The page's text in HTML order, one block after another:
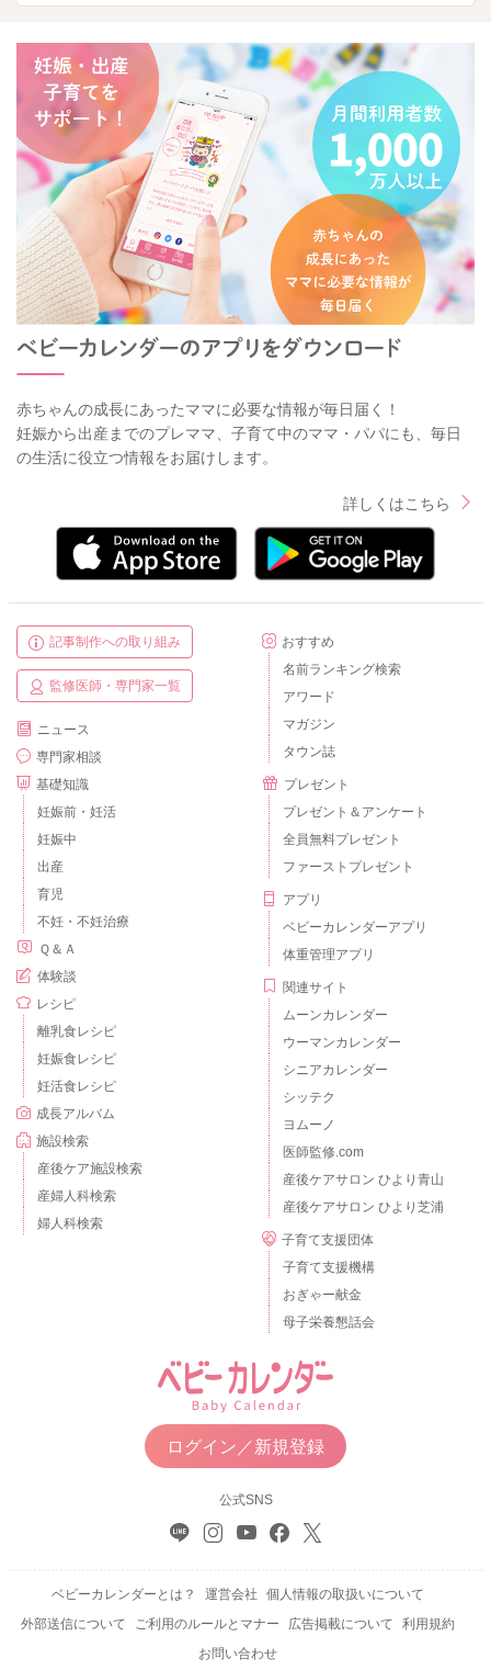
赤ちゃんの成長にあったママに必要な情報が毎日届く！
妊娠から出産までのプレママ、子育て中のママ・パパにも、毎日
の生活に役立つ情報をお届けします。
詳しくはこちら
記事制作への取り組み
監修医師・専門家一覧
ニュース
専門家相談
基礎知識
妊娠前・妊活
妊娠中
出産
育児
不妊・不妊治療
Ｑ＆Ａ
体験談
レシピ
離乳食レシピ
妊娠食レシピ
妊活食レシピ
成長アルバム
施設検索
産後ケア施設検索
産婦人科検索
婦人科検索
おすすめ
名前ランキング検索
アワード
マガジン
タウン誌
プレゼント
プレゼント＆アンケート
全員無料プレゼント
ファーストプレゼント
アプリ
ベビーカレンダーアプリ
体重管理アプリ
関連サイト
ムーンカレンダー
ウーマンカレンダー
シニアカレンダー
シッテク
ヨムーノ
医師監修.com
産後ケアサロン ひより青山
産後ケアサロン ひより芝浦
子育て支援団体
子育て支援機構
おぎゃー献金
母子栄養懇話会
ログイン／新規登録
公式SNS
ベビーカレンダーとは？ 運営会社
個人情報の取扱いについて
外部送信について
ご利用のルールとマナー 広告掲載について
利用規約
お問い合わせ